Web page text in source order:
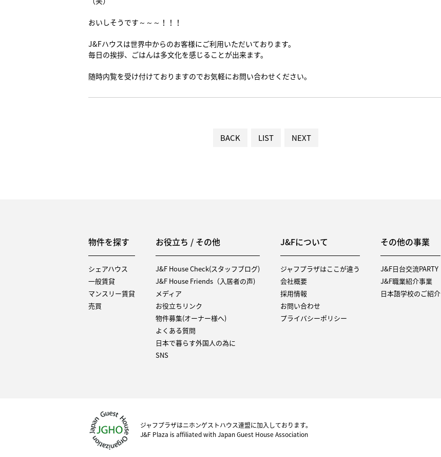
おいしそうです～～～！！！
J&Fハウスは世界中からのお客様にご利用いただいております。
毎日の挨拶、ごはんは多文化を感じることが出来ます。
随時内覧を受け付けておりますのでお気軽にお問い合わせください。
BACK LIST NEXT
物件を探す
シェアハウス
一般賃貸
マンスリー賃貸
売買
お役立ち / その他
J&F House Check(スタッフブログ)
J&F House Friends（入居者の声)
メディア
お役立ちリンク
物件募集(オーナー様へ)
よくある質問
日本で暮らす外国人の為に
SNS
J&Fについて
ジャフプラザはここが違う
会社概要
採用情報
お問い合わせ
プライバシーポリシー
その他の事業
J&F日台交流PARTY
J&F職業紹介事業
日本語学校のご紹介
ジャフプラザはニホンゲストハウス連盟に加入しております。
J&F Plaza is affiliated with Japan Guest House Association